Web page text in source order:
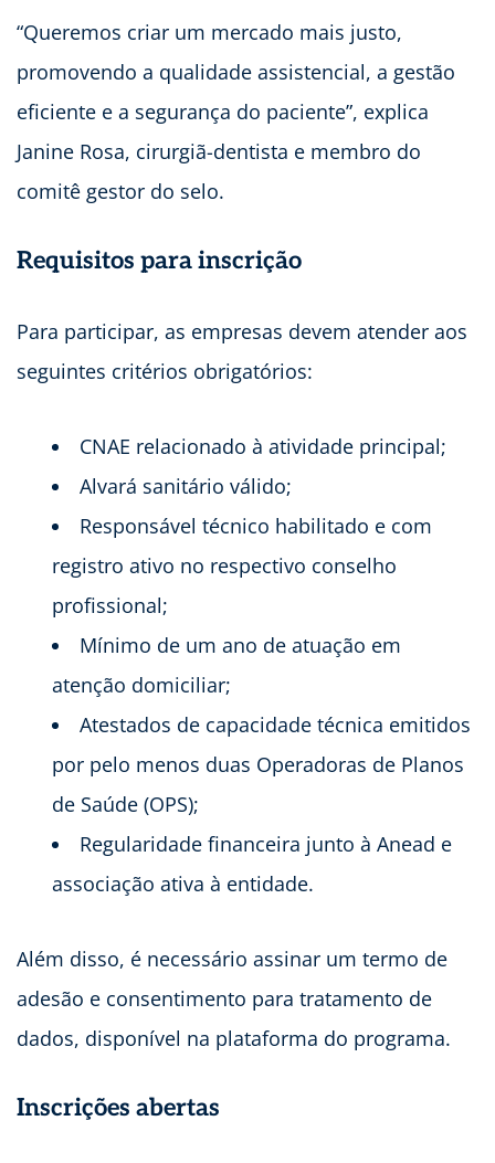
“Queremos criar um mercado mais justo,
promovendo a qualidade assistencial, a gestão
eficiente e a segurança do paciente”, explica
Janine Rosa, cirurgiã-dentista e membro do
comitê gestor do selo.
Requisitos para inscrição
Para participar, as empresas devem atender aos
seguintes critérios obrigatórios:
CNAE relacionado à atividade principal;
Alvará sanitário válido;
Responsável técnico habilitado e com
registro ativo no respectivo conselho
profissional;
Mínimo de um ano de atuação em
atenção domiciliar;
Atestados de capacidade técnica emitidos
por pelo menos duas Operadoras de Planos
de Saúde (OPS);
Regularidade financeira junto à Anead e
associação ativa à entidade.
Além disso, é necessário assinar um termo de
adesão e consentimento para tratamento de
dados, disponível na plataforma do programa.
Inscrições abertas